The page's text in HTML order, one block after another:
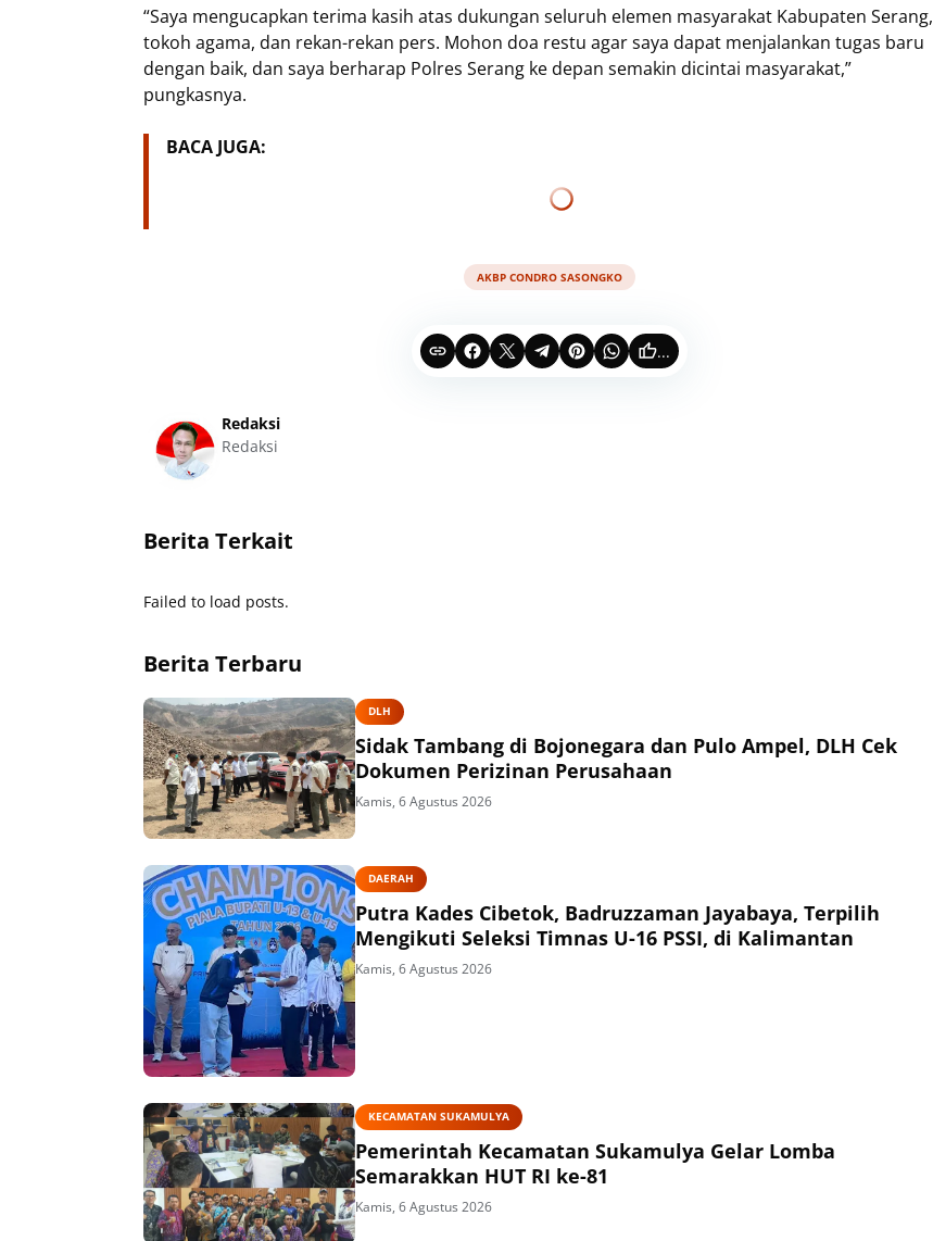
“Saya mengucapkan terima kasih atas dukungan seluruh elemen masyarakat Kabupaten Serang,
tokoh agama, dan rekan-rekan pers. Mohon doa restu agar saya dapat menjalankan tugas baru
dengan baik, dan saya berharap Polres Serang ke depan semakin dicintai masyarakat,”
pungkasnya.
BACA JUGA:
AKBP CONDRO SASONGKO
...
Redaksi
Redaksi
Berita Terkait
Failed to load posts.
Berita Terbaru
DLH
Sidak Tambang di Bojonegara dan Pulo Ampel, DLH Cek
Dokumen Perizinan Perusahaan
Kamis, 6 Agustus 2026
DAERAH
Putra Kades Cibetok, Badruzzaman Jayabaya, Terpilih
Mengikuti Seleksi Timnas U-16 PSSI, di Kalimantan
Kamis, 6 Agustus 2026
KECAMATAN SUKAMULYA
Pemerintah Kecamatan Sukamulya Gelar Lomba
Semarakkan HUT RI ke-81
Kamis, 6 Agustus 2026